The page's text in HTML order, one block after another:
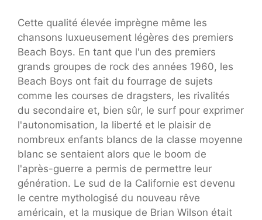
Cette qualité élevée imprègne même les
chansons luxueusement légères des premiers
Beach Boys. En tant que l'un des premiers
grands groupes de rock des années 1960, les
Beach Boys ont fait du fourrage de sujets
comme les courses de dragsters, les rivalités
du secondaire et, bien sûr, le surf pour exprimer
l'autonomisation, la liberté et le plaisir de
nombreux enfants blancs de la classe moyenne
blanc se sentaient alors que le boom de
l'après-guerre a permis de permettre leur
génération. Le sud de la Californie est devenu
le centre mythologisé du nouveau rêve
américain, et la musique de Brian Wilson était